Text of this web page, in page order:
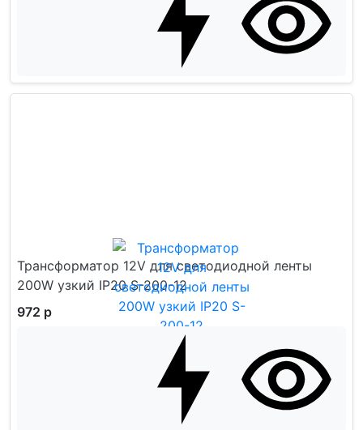
Трансформатор 12V для светодиодной ленты
200W узкий IP20 S-200-12
972 р